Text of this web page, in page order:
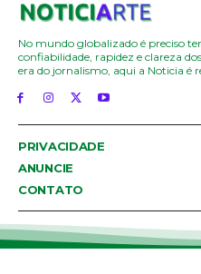
No mundo globalizado é preciso
confiabilidade, rapidez e clareza
era do jornalismo, aqui a Noticia é
PRIVACIDADE
ANUNCIE
CONTATO